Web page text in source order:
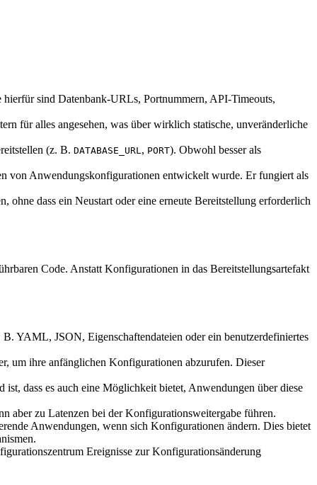
sind Datenbank-URLs, Portnummern, API-Timeouts,
für alles angesehen, was über wirklich statische, unveränderliche
(z. B. DATABASE_URL, PORT). Obwohl besser als
von Anwendungskonfigurationen entwickelt wurde. Er fungiert als
dass ein Neustart oder eine erneute Bereitstellung erforderlich
Code. Anstatt Konfigurationen in das Bereitstellungsartefakt
YAML, JSON, Eigenschaftendateien oder ein benutzerdefiniertes
um ihre anfänglichen Konfigurationen abzurufen. Dieser
dass es auch eine Möglichkeit bietet, Anwendungen über diese
aber zu Latenzen bei der Konfigurationsweitergabe führen.
Anwendungen, wenn sich Konfigurationen ändern. Dies bietet
Ereignisse zur Konfigurationsänderung